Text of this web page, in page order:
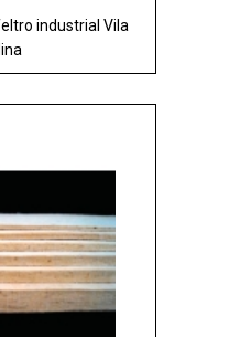
industrial Vila